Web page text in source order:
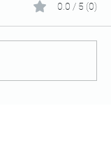
0.0 / 5 (0)